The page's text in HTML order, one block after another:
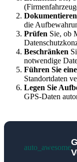
Dokumentieren
die
Prüfen Sie, ob
Beschränken
notwendige
Führen Sie
Standortdaten
Legen Sie
GPS-Daten
auto_awesome